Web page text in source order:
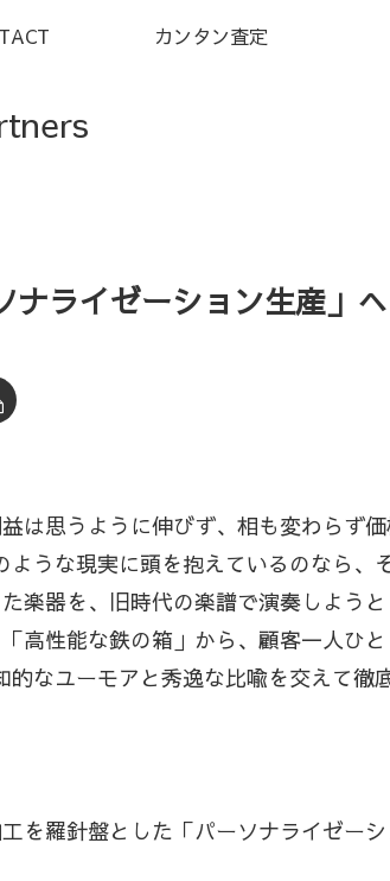
カンタン査定
ライゼーション生産」へ
は思うように伸びず、相も変わらず
うな現実に頭を抱えているのなら、
器を、旧時代の楽譜で演奏しようと
高性能な鉄の箱」から、顧客一人ひ
なユーモアと秀逸な比喩を交えて徹
を羅針盤とした「パーソナライゼー